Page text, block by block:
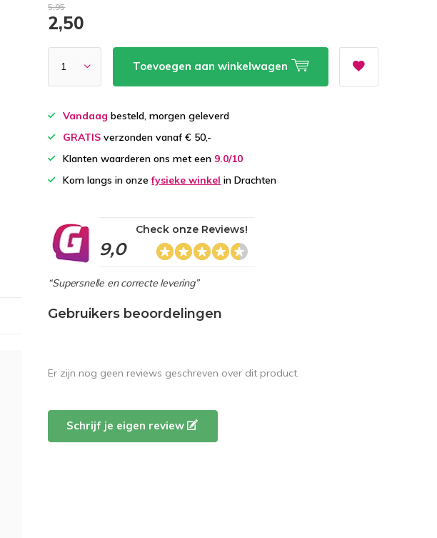
5,95
2,50
Toevoegen aan winkelwagen
Vandaag besteld, morgen geleverd
GRATIS verzonden vanaf € 50,-
Klanten waarderen ons met een 9.0/10
Kom langs in onzefysieke winkel in Drachten
9,0
Check onze Reviews!
“Supersnelle en correcte levering”
Gebruikers beoordelingen
Er zijn nog geen reviews geschreven over dit product.
Schrijf je eigen review